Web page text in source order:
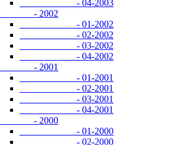
- 04-2003
- 2002
- 01-2002
- 02-2002
- 03-2002
- 04-2002
- 2001
- 01-2001
- 02-2001
- 03-2001
- 04-2001
- 2000
- 01-2000
- 02-2000